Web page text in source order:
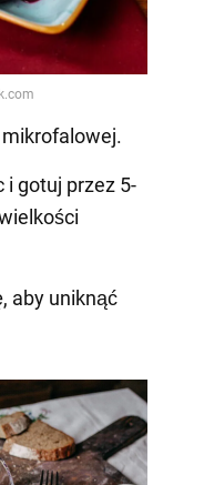
mikrofalowej.
gotuj przez 5-
aby uniknąć